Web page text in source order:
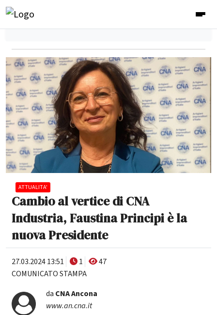
ATTUALITA'
Cambio al vertice di CNA
Industria, Faustina Principi è la
nuova Presidente
27.03.2024 13:51 1
47
COMUNICATO STAMPA
da CNA Ancona
www.an.cna.it